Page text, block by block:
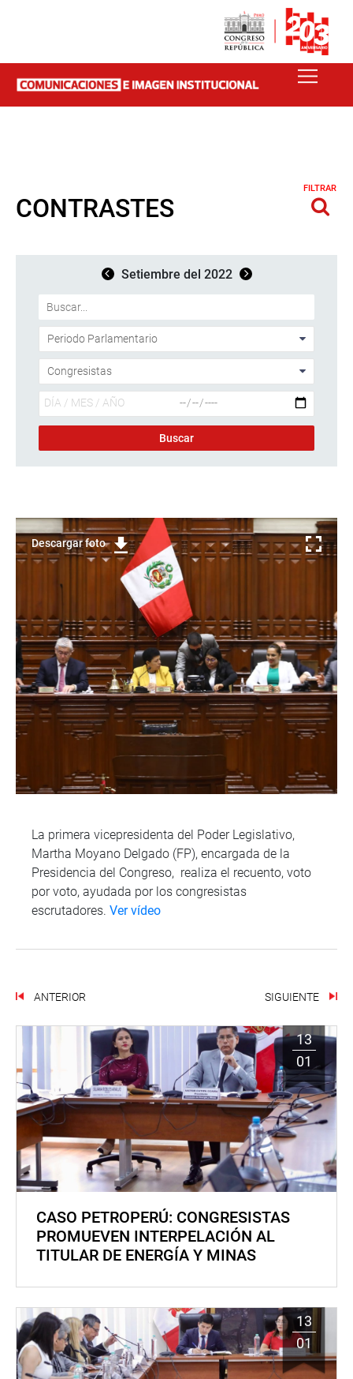
CONTRASTES
FILTRAR
Setiembre del 2022
Descargar foto
La primera vicepresidenta del Poder Legislativo,
Martha Moyano Delgado (FP), encargada de la
Presidencia del Congreso, realiza el recuento, voto
por voto, ayudada por los congresistas
escrutadores. Ver vídeo
ANTERIOR SIGUIENTE
13
01
CASO PETROPERÚ: CONGRESISTAS
PROMUEVEN INTERPELACIÓN AL
TITULAR DE ENERGÍA Y MINAS
13
01